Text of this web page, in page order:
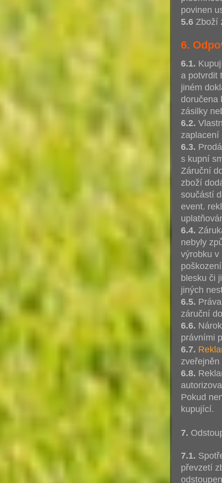
povinen
5.6 Zboží
6.
6.1.
a potvrdit
jiném
doručena
zásilky
6.2.
zaplacení
6.3.
s kupní
Záruční
zboží
součástí
event.
6.4.
nebyly
výrobku v
blesku či
jiných
6.5.
záruční
6.6.
právními
6.7.
6.8.
Pokud
kupující.
7.
7.1.
převzetí